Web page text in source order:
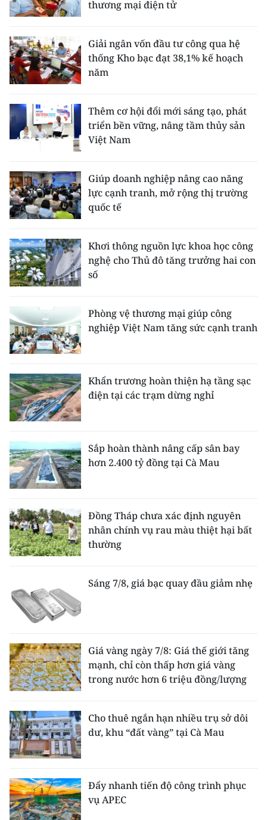
thương mại điện tử
Giải ngân vốn đầu tư công qua hệ
thống Kho bạc đạt 38,1% kế hoạch
năm
Thêm cơ hội đổi mới sáng tạo, phát
triển bền vững, nâng tầm thủy sản
Việt Nam
Giúp doanh nghiệp nâng cao năng
lực cạnh tranh, mở rộng thị trường
quốc tế
Khơi thông nguồn lực khoa học công
nghệ cho Thủ đô tăng trưởng hai con
số
Phòng vệ thương mại giúp công
nghiệp Việt Nam tăng sức cạnh tranh
Khẩn trương hoàn thiện hạ tầng sạc
điện tại các trạm dừng nghỉ
Sắp hoàn thành nâng cấp sân bay
hơn 2.400 tỷ đồng tại Cà Mau
Đồng Tháp chưa xác định nguyên
nhân chính vụ rau màu thiệt hại bất
thường
Sáng 7/8, giá bạc quay đầu giảm nhẹ
Giá vàng ngày 7/8: Giá thế giới tăng
mạnh, chỉ còn thấp hơn giá vàng
trong nước hơn 6 triệu đồng/lượng
Cho thuê ngắn hạn nhiều trụ sở dôi
dư, khu “đất vàng” tại Cà Mau
Đẩy nhanh tiến độ công trình phục
vụ APEC